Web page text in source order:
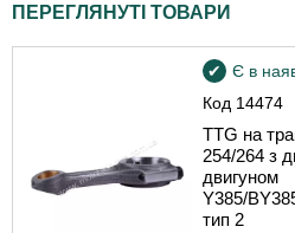
ПЕРЕГЛЯНУТІ ТОВАРИ
Код 14474
Є в
TTG на
254/264 з
двигуном
Y385/
тип 2